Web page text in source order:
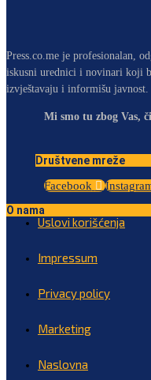
Press.co.me je profesionalan,
iskusni urednici i novinari koji
izvještavaju i informišu javnost.
Mi smo tu zbog Vas,
Društvene mreže
Facebook
O nama
Uslovi korišćenja
Impressum
Privacy policy
Marketing
Naslovna